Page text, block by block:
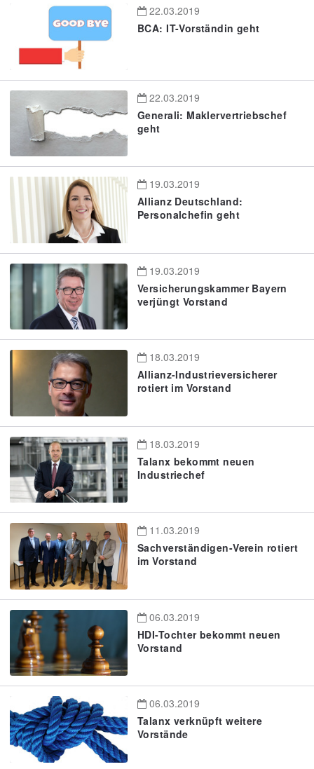
22.03.2019
BCA: IT-Vorständin geht
22.03.2019
Generali: Maklervertriebschef
geht
19.03.2019
Allianz Deutschland:
Personalchefin geht
19.03.2019
Versicherungskammer Bayern
verjüngt Vorstand
18.03.2019
Allianz-Industrieversicherer
rotiert im Vorstand
18.03.2019
Talanx bekommt neuen
Industriechef
11.03.2019
Sachverständigen-Verein rotiert
im Vorstand
06.03.2019
HDI-Tochter bekommt neuen
Vorstand
06.03.2019
Talanx verknüpft weitere
Vorstände